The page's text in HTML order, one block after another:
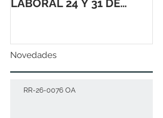
LABORAL 24 Y 31 DE
Novedades
RR-26-0076 OA